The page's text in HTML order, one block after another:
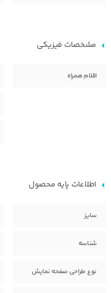
مشخصات فیزیکی
اقلام همراه
اطلاعات پایه محصول
سایز
شناسه
نوع طراحی صفحه نمایش